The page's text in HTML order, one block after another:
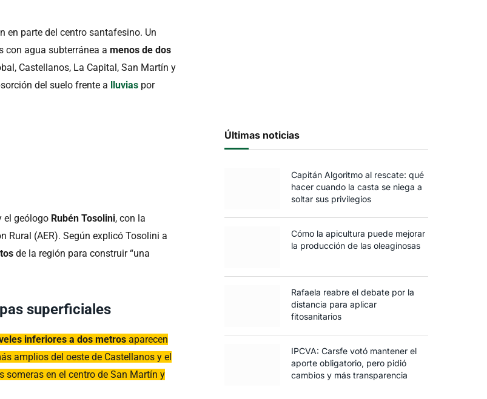
en parte del centro santafesino. Un
con agua subterránea amenos de dos
Castellanos, La Capital, San Martín y
del suelo frente a lluvias por
el geólogo Rubén Tosolini, con la
Rural (AER). Según explicó Tosolini a
de la región para construir “una
superficiales
inferiores a dos metros aparecen
amplios del oeste de Castellanos y el
someras en el centro de San Martín y
Últimas noticias
Capitán Algoritmo al rescate: qué
hacer cuando la casta se niega a
soltar sus privilegios
Cómo la apicultura puede mejorar
la producción de las oleaginosas
Rafaela reabre el debate por la
distancia para aplicar
fitosanitarios
IPCVA: Carsfe votó mantener el
aporte obligatorio, pero pidió
cambios y más transparencia